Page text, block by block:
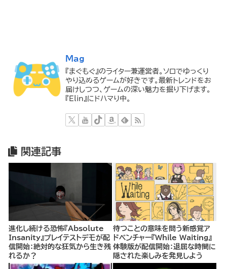
Mag
『まぐもぐ』のライター兼運営者。ソロでゆっくり
やり込めるゲームが好きです。最新トレンドをお
届けしつつ、ゲームの深い魅力を掘り下げます。
『Elin』にドハマり中。
関連記事
進化し続ける恐怖『Absolute
Insanity』プレイテストデモが配
信開始：絶対的な狂気から生き残
れるか？
待つことの意味を問う新感覚ア
ドベンチャー『While Waiting』
体験版が配信開始：退屈な時間に
隠された楽しみを発見しよう